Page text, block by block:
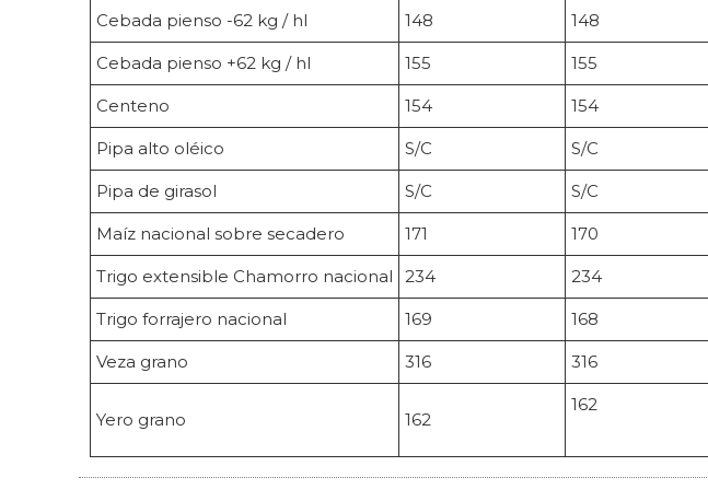
Cebada pienso -62 kg / hl 148 148
Cebada pienso +62 kg / hl 155 155
Centeno 154 154
Pipa alto oléico S/C S/C
Pipa de girasol S/C S/C
Maíz nacional sobre secadero 171 170
Trigo extensible Chamorro nacional 234 234
Trigo forrajero nacional 169 168
Veza grano 316 316
Yero grano 162
162